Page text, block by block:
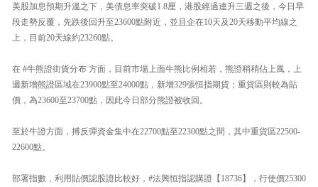
美股加息預期升溫之下，美債息率突破1.8厘，港股經過連升三週之後，今日早
段走勢反覆，先跌後回升至23600點附近，並且企在10天及20天移動平均線之
上，目前20天線約23260點。
在 #牛熊證街貨分布 方面，目前市場上面牛熊比例相若，熊證稍稍佔上風，上
週新增熊證區域在23900點至24000點，新增329張恒指期貨；重貨區則較為貼
價，為23600至23700點，因此今日部分熊證被收回。
至於牛證方面，搏反彈資金集中在22700點至22300點之間，其中重貨區22500-
22600點。
部署指數，利用貼價認股證比較好，#法興恒指認購證【18736】，行使價25300